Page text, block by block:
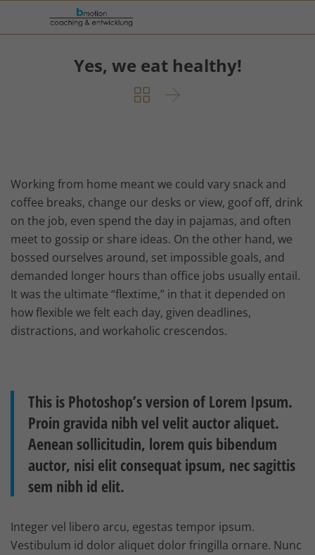
Yes, we eat healthy!
 
Working from home meant we could vary snack and
coffee breaks, change our desks or view, goof off, drink
on the job, even spend the day in pajamas, and often
meet to gossip or share ideas. On the other hand, we
bossed ourselves around, set impossible goals, and
demanded longer hours than office jobs usually entail.
It was the ultimate “flextime,” in that it depended on
how flexible we felt each day, given deadlines,
distractions, and workaholic crescendos.
This is Photoshop’s version of Lorem Ipsum.
Proin gravida nibh vel velit auctor aliquet.
Aenean sollicitudin, lorem quis bibendum
auctor, nisi elit consequat ipsum, nec sagittis
sem nibh id elit.
Integer vel libero arcu, egestas tempor ipsum.
Vestibulum id dolor aliquet dolor fringilla ornare. Nunc